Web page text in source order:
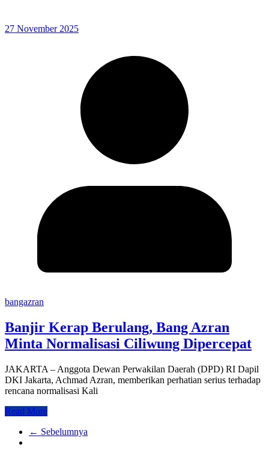
27 November 2025
bangazran
Banjir Kerap Berulang, Bang Azran
Minta Normalisasi Ciliwung Dipercepat
JAKARTA – Anggota Dewan Perwakilan Daerah (DPD) RI Dapil
DKI Jakarta, Achmad Azran, memberikan perhatian serius terhadap
rencana normalisasi Kali
Read More
← Sebelumnya